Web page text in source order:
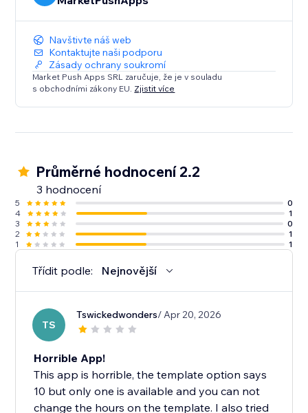
Navštivte náš web
Kontaktujte naši podporu
Zásady ochrany soukromí
Market Push Apps SRL zaručuje, že je v souladu
s obchodními zákony EU. Zjistit více
Průměrné hodnocení 2.2
3 hodnocení
5
0
4
1
3
0
2
1
1
1
Třídit podle: Nejnovější
TS
Tswickedwonders/ Apr 20, 2026
Horrible App!
This app is horrible, the template option says
10 but only one is available and you can not
change the hours on the template. I also tried